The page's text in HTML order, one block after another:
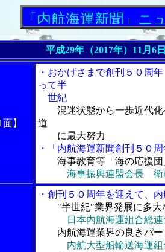
航海運新聞」ニュース
平成29年（2017年）11月6
】
・おかげさまで創刊５０周
って半
世紀
混迷状態から一歩近代
道
に最大努力
・「内航海運新聞創刊５０周
海事教育等「海の応援
海事振興連盟会長 衛
・創刊５０周年を迎えて、
"半世紀"業界発展に多大
日本内航海運組合総
内航海運業界の良きパー
内航大型船輸送海運